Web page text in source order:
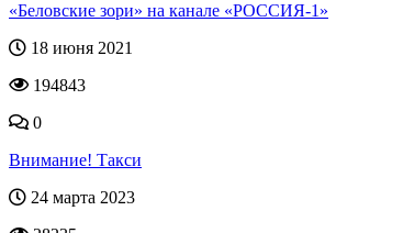
«Беловские зори» на канале «РОССИЯ-1»
18 июня 2021
194843
0
Внимание! Такси
24 марта 2023